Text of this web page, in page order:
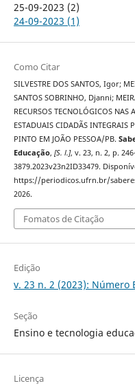
25-09-2023 (2)
24-09-2023 (1)
Como Citar
SILVESTRE DOS SANTOS, Igor;
SANTOS SOBRINHO, Djanni;
RECURSOS TECNOLÓGICOS NAS
ESTADUAIS CIDADÃS INTEGRAIS
PINTO EM JOÃO PESSOA/PB.
Educação, [S. l.], v. 23, n. 2, p.
3879.2023v23n2ID33479.
https://periodicos.ufrn.br/
2026.
Fomatos de Citação
Edição
v. 23 n. 2 (2023): Número
Seção
Ensino e tecnologia
Licença